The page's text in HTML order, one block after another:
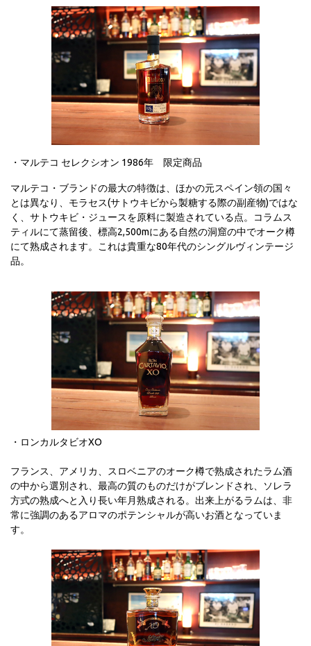
・マルテコ セレクシオン 1986年 限定商品
マルテコ・ブランドの最大の特徴は、ほかの元スペイン領の国々
とは異なり、モラセス(サトウキビから製糖する際の副産物)ではな
く、サトウキビ・ジュースを原料に製造されている点。コラムス
ティルにて蒸留後、標高2,500mにある自然の洞窟の中でオーク樽
にて熟成されます。これは貴重な80年代のシングルヴィンテージ
品。
・ロンカルタビオXO
フランス、アメリカ、スロベニアのオーク樽で熟成されたラム酒
の中から選別され、最高の質のものだけがブレンドされ、ソレラ
方式の熟成へと入り長い年月熟成される。出来上がるラムは、非
常に強調のあるアロマのポテンシャルが高いお酒となっていま
す。